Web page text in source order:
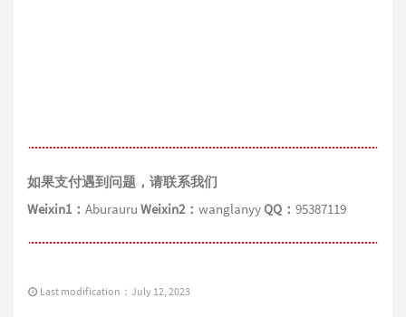
如果支付遇到问题，请联系我们
Weixin1： Aburauru Weixin2： wanglanyyQQ： 95387119
Last modification：July 12, 2023